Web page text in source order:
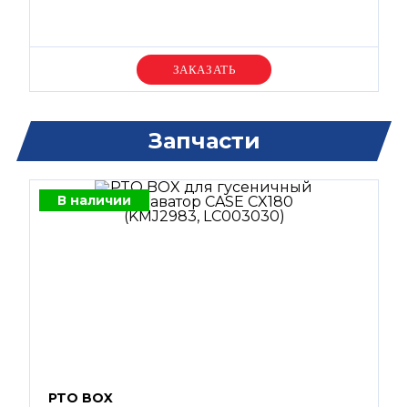
Уточняйте цену
Запчасти
В наличии
PTO BOX